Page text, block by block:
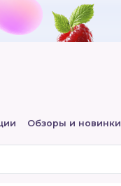
Обзоры и новинки